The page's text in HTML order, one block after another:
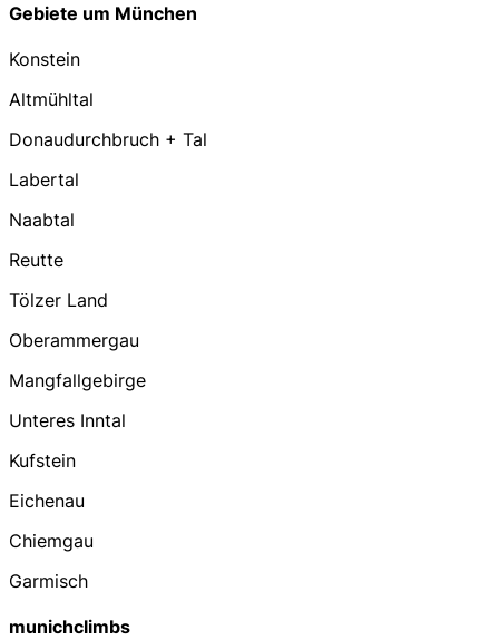
Gebiete um München
Konstein
Altmühltal
Donaudurchbruch + Tal
Labertal
Naabtal
Reutte
Tölzer Land
Oberammergau
Mangfallgebirge
Unteres Inntal
Kufstein
Eichenau
Chiemgau
Garmisch
munichclimbs